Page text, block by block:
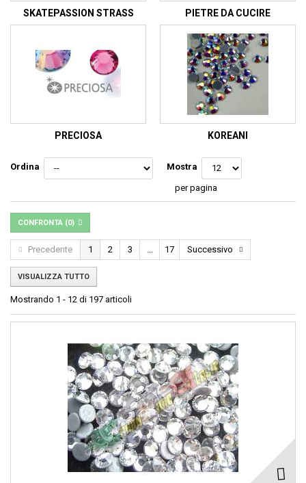
SKATEPASSION STRASS PIETRE DA CUCIRE
PRECIOSA KOREANI
Ordina Mostra
per pagina
CONFRONTA (0)
Precedente 1 2 3 17 Successivo
VISUALIZZA TUTTO
Mostrando 1 - 12 di 197 articoli